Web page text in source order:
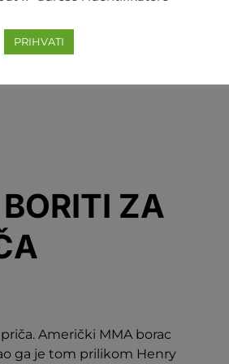
ZA
Američki MMA borac
ga je tom prilikom Henry
PRIHVATI